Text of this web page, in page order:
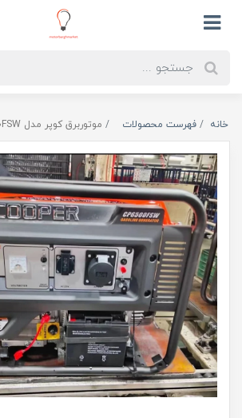
خانه فهرست محصولات موتوربرق کوپر مدل CP4000FSW